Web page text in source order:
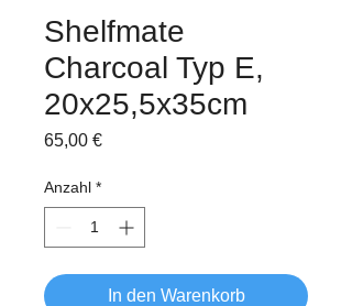
Shelfmate
Charcoal Typ E,
20x25,5x35cm
65,00 €Preis
Anzahl *
In den Warenkorb